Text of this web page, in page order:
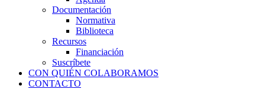
Documentación
Normativa
Biblioteca
Recursos
Financiación
Suscríbete
CON QUIÉN COLABORAMOS
CONTACTO